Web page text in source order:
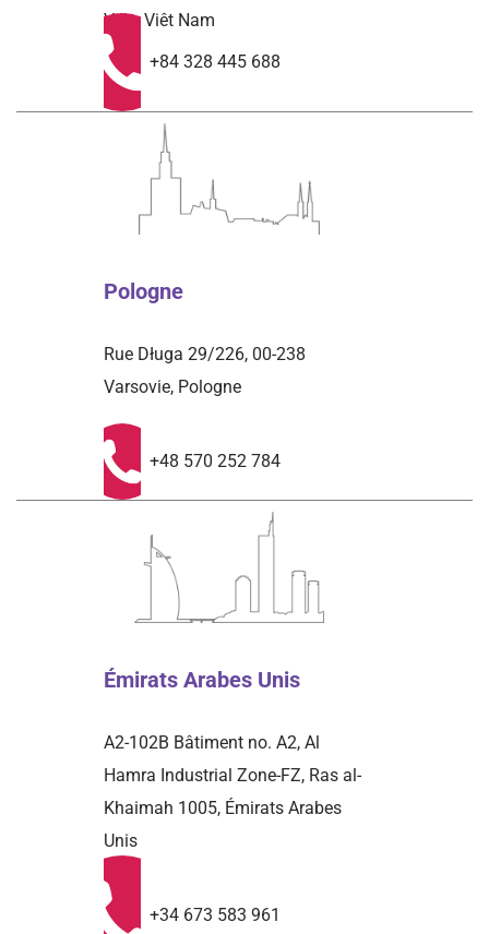
Ville, Viêt Nam
+84 328 445 688
Pologne
Rue Długa 29/226, 00-238
Varsovie, Pologne
+48 570 252 784
Émirats Arabes Unis
A2-102B Bâtiment no. A2, Al
Hamra Industrial Zone-FZ, Ras al-
Khaimah 1005, Émirats Arabes
Unis
+34 673 583 961